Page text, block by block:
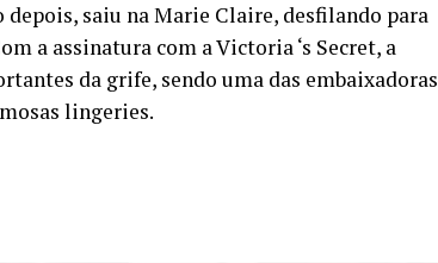
saiu na Marie Claire, desfilando para
a assinatura com a Victoria ‘s Secret, a
da grife, sendo uma das embaixadoras
lingeries.